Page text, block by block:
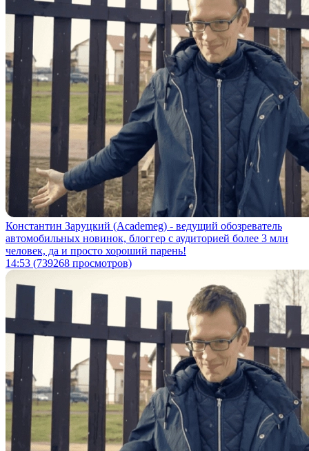
Константин Заруцкий (Academeg) - ведущий обозреватель
автомобильных новинок, блоггер с аудиторией более 3 млн
человек, да и просто хороший парень!
14:53 (739268 просмотров)